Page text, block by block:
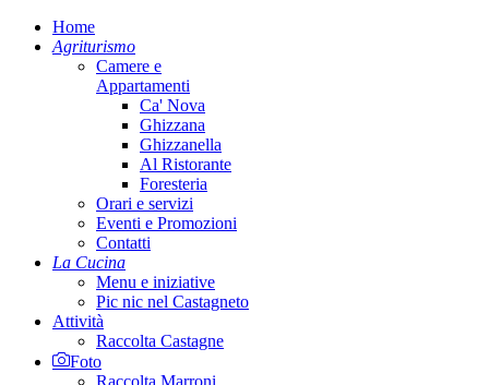
Home
Agriturismo
Camere e
Appartamenti
Ca' Nova
Ghizzana
Ghizzanella
Al Ristorante
Foresteria
Orari e servizi
Eventi e Promozioni
Contatti
La Cucina
Menu e iniziative
Pic nic nel Castagneto
Attività
Raccolta Castagne
Foto
Raccolta Marroni